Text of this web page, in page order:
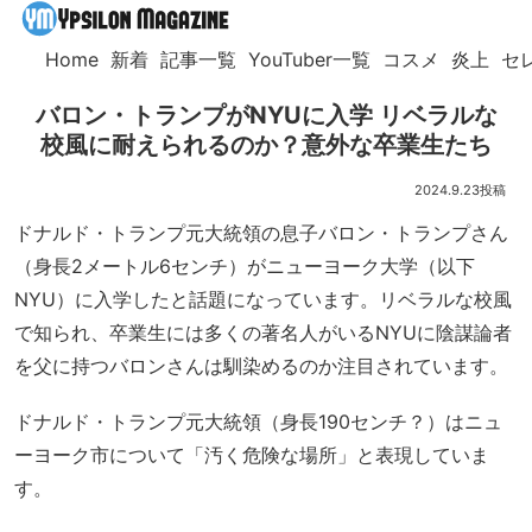
Home 新着 記事一覧 YouTuber一覧 コスメ 炎上 セ
バロン・トランプがNYUに入学 リベラルな
校風に耐えられるのか？意外な卒業生たち
2024.9.23
ドナルド・トランプ元大統領の息子バロン・トランプさん
（身長2メートル6センチ）がニューヨーク大学（以下
NYU）に入学したと話題になっています。リベラルな校風
で知られ、卒業生には多くの著名人がいるNYUに陰謀論者
を父に持つバロンさんは馴染めるのか注目されています。
ドナルド・トランプ元大統領（身長190センチ？）はニュ
ーヨーク市について「汚く危険な場所」と表現していま
す。